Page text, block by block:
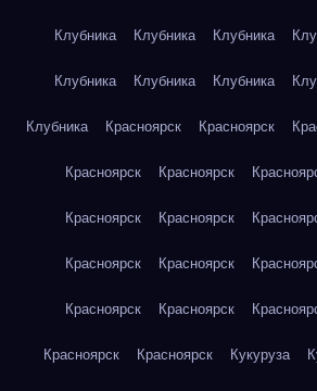
Клубника Клубника Клубника
Клубника Клубника Клубника
Клубника Красноярск Красноярск
Красноярск Красноярск
Красноярск Красноярск
Красноярск Красноярск
Красноярск Красноярск
Красноярск Красноярск Кукуруза